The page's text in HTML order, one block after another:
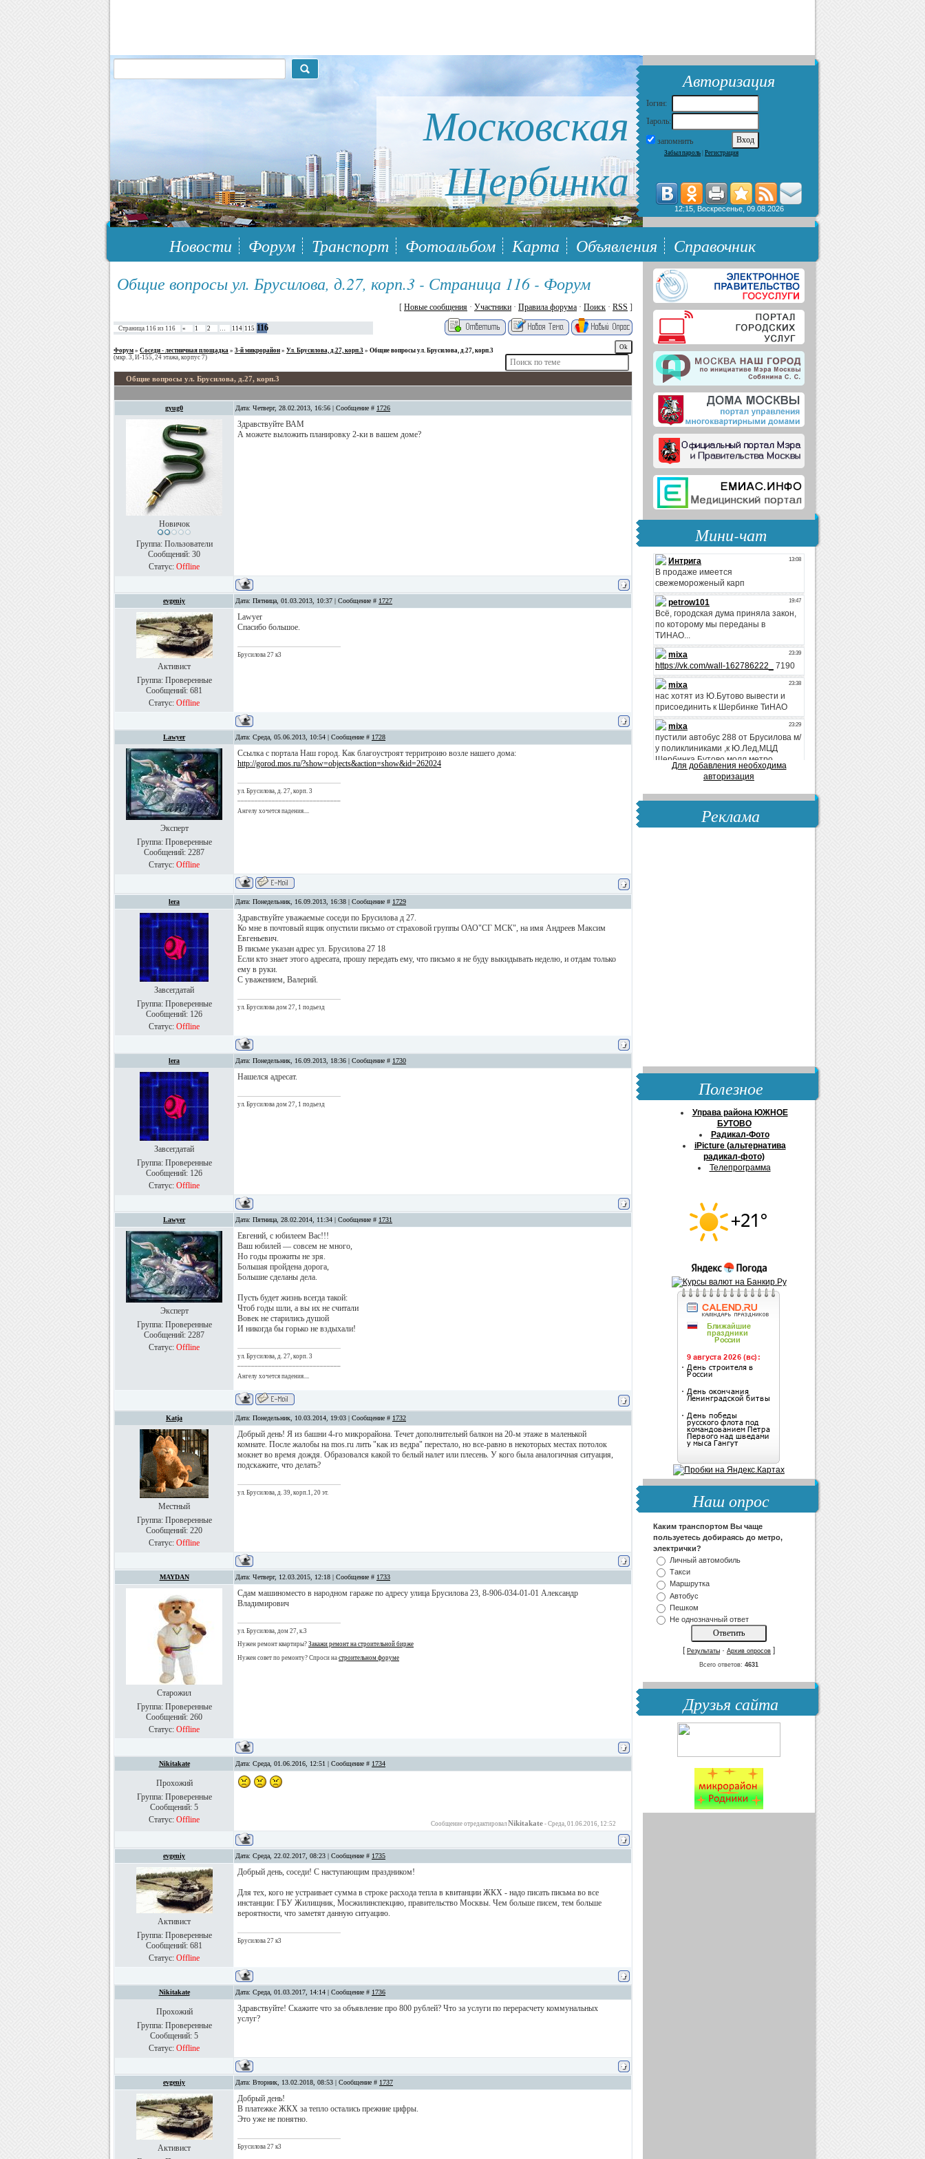
Московская
Щербинка
117148, г.Москва, ЮЗАО, муниципальный район Южное Бутово
Авторизация
Логин:
Пароль:
запомнить
Забыл пароль Регистрация
12:15, Воскресенье, 09.08.2026
Новости Форум Транспорт Фотоальбом Карта Объявления
Справочник
Общие вопросы ул. Брусилова, д.27, корп.3 - Страница 116 - Форум
[ Новые сообщения · Участники · Правила форума · Поиск · RSS ]
Страница 116 из 116 « 1 2 … 114 115 116
Форум » Соседи - лестничная площадка » 3-й микрорайон » Ул. Брусилова, д.27, корп.3 » Общие вопросы ул. Брусилова, д.27, корп.3
(мкр. 3, И-155, 24 этажа, корпус 7)
Общие вопросы ул. Брусилова, д.27, корп.3
gyug0 Дата: Четверг, 28.02.2013, 16:56 | Сообщение # 1726
Новичок
Группа: Пользователи
Сообщений: 30
Статус: Offline
Здравствуйте ВАМ
А можете выложить планировку 2-ки в вашем доме?
evgeniy Дата: Пятница, 01.03.2013, 10:37 | Сообщение # 1727
Активист
Группа: Проверенные
Сообщений: 681
Статус: Offline
Lawyer
Спасибо большое.
Брусилова 27 к3
Lawyer Дата: Среда, 05.06.2013, 10:54 | Сообщение # 1728
Эксперт
Группа: Проверенные
Сообщений: 2287
Статус: Offline
Ссылка с портала Наш город. Как благоустроят территроию возле нашего дома:
http://gorod.mos.ru/?show=objects&action=show&id=262024
ул. Брусилова, д. 27, корп. 3
Ангелу хочется падения....
lera Дата: Понедельник, 16.09.2013, 16:38 | Сообщение # 1729
Завсегдатай
Группа: Проверенные
Сообщений: 126
Статус: Offline
Здравствуйте уважаемые соседи по Брусилова д 27.
Ко мне в почтовый ящик опустили письмо от страховой группы ОАО"СГ МСК", на имя Андреев Максим
Евгеньевич.
В письме указан адрес ул. Брусилова 27 18
Если кто знает этого адресата, прошу передать ему, что письмо я не буду выкидывать неделю, и отдам только
ему в руки.
С уважением, Валерий.
ул. Брусилова дом 27, 1 подьезд
lera Дата: Понедельник, 16.09.2013, 18:36 | Сообщение # 1730
Завсегдатай
Группа: Проверенные
Сообщений: 126
Статус: Offline
Нашелся адресат.
ул. Брусилова дом 27, 1 подьезд
Lawyer Дата: Пятница, 28.02.2014, 11:34 | Сообщение # 1731
Эксперт
Группа: Проверенные
Сообщений: 2287
Статус: Offline
Евгений, с юбилеем Вас!!!
Ваш юбилей — совсем не много,
Но годы прожиты не зря.
Большая пройдена дорога,
Большие сделаны дела.
Пусть будет жизнь всегда такой:
Чтоб годы шли, а вы их не считали
Вовек не старились душой
И никогда бы горько не вздыхали!
ул. Брусилова, д. 27, корп. 3
Ангелу хочется падения....
Katja Дата: Понедельник, 10.03.2014, 19:03 | Сообщение # 1732
Местный
Группа: Проверенные
Сообщений: 220
Статус: Offline
Добрый день! Я из башни 4-го микрорайона. Течет дополнительнй балкон на 20-м этаже в маленькой
комнате. После жалобы на mos.ru лить "как из ведра" перестало, но все-равно в некоторых местах потолок
мокнет во время дождя. Образовался какой то белый налет или плесень. У кого была аналогичная ситуация,
подскажите, что делать?
ул. Брусилова, д. 39, корп.1, 20 эт.
MAYDAN Дата: Четверг, 12.03.2015, 12:18 | Сообщение # 1733
Старожил
Группа: Проверенные
Сообщений: 260
Статус: Offline
Сдам машиноместо в народном гараже по адресу улица Брусилова 23, 8-906-034-01-01 Александр
Владимирович
ул. Брусилова, дом 27, к.3
Нужен ремонт квартиры? Закажи ремонт на строительной бирже
Нужен совет по ремонту? Спроси на строительном форуме
Nikitakate Дата: Среда, 01.06.2016, 12:51 | Сообщение # 1734
Прохожий
Группа: Проверенные
Сообщений: 5
Статус: Offline Сообщение отредактировал Nikitakate - Среда, 01.06.2016, 12:52
evgeniy Дата: Среда, 22.02.2017, 08:23 | Сообщение # 1735
Активист
Группа: Проверенные
Сообщений: 681
Статус: Offline
Добрый день, соседи! С наступающим праздником!
Для тех, кого не устраивает сумма в строке расхода тепла в квитанции ЖКХ - надо писать письма во все
инстанции: ГБУ Жилищник, Мосжилинспекцию, правительство Москвы. Чем больше писем, тем больше
вероятности, что заметят данную ситуацию.
Брусилова 27 к3
Nikitakate Дата: Среда, 01.03.2017, 14:14 | Сообщение # 1736
Прохожий
Группа: Проверенные
Сообщений: 5
Статус: Offline
Здравствуйте! Скажите что за объявление про 800 рублей? Что за услуги по перерасчету коммунальных
услуг?
evgeniy Дата: Вторник, 13.02.2018, 08:53 | Сообщение # 1737
Активист
Добрый день!
В платежке ЖКХ за тепло остались прежние цифры.
Это уже не понятно.
Брусилова 27 к3
Мини-чат
Для добавления необходима
авторизация
Реклама
Полезное
Управа района ЮЖНОЕ
БУТОВО
Радикал-Фото
iPicture (альтернатива
радикал-фото)
Телепрограмма
Наш опрос
Каким транспортом Вы чаще
пользуетесь добираясь до метро,
электрички?
Личный автомобиль
Такси
Маршрутка
Автобус
Пешком
Не однозначный ответ
[ Результаты · Архив опросов ]
Всего ответов: 4631
Друзья сайта